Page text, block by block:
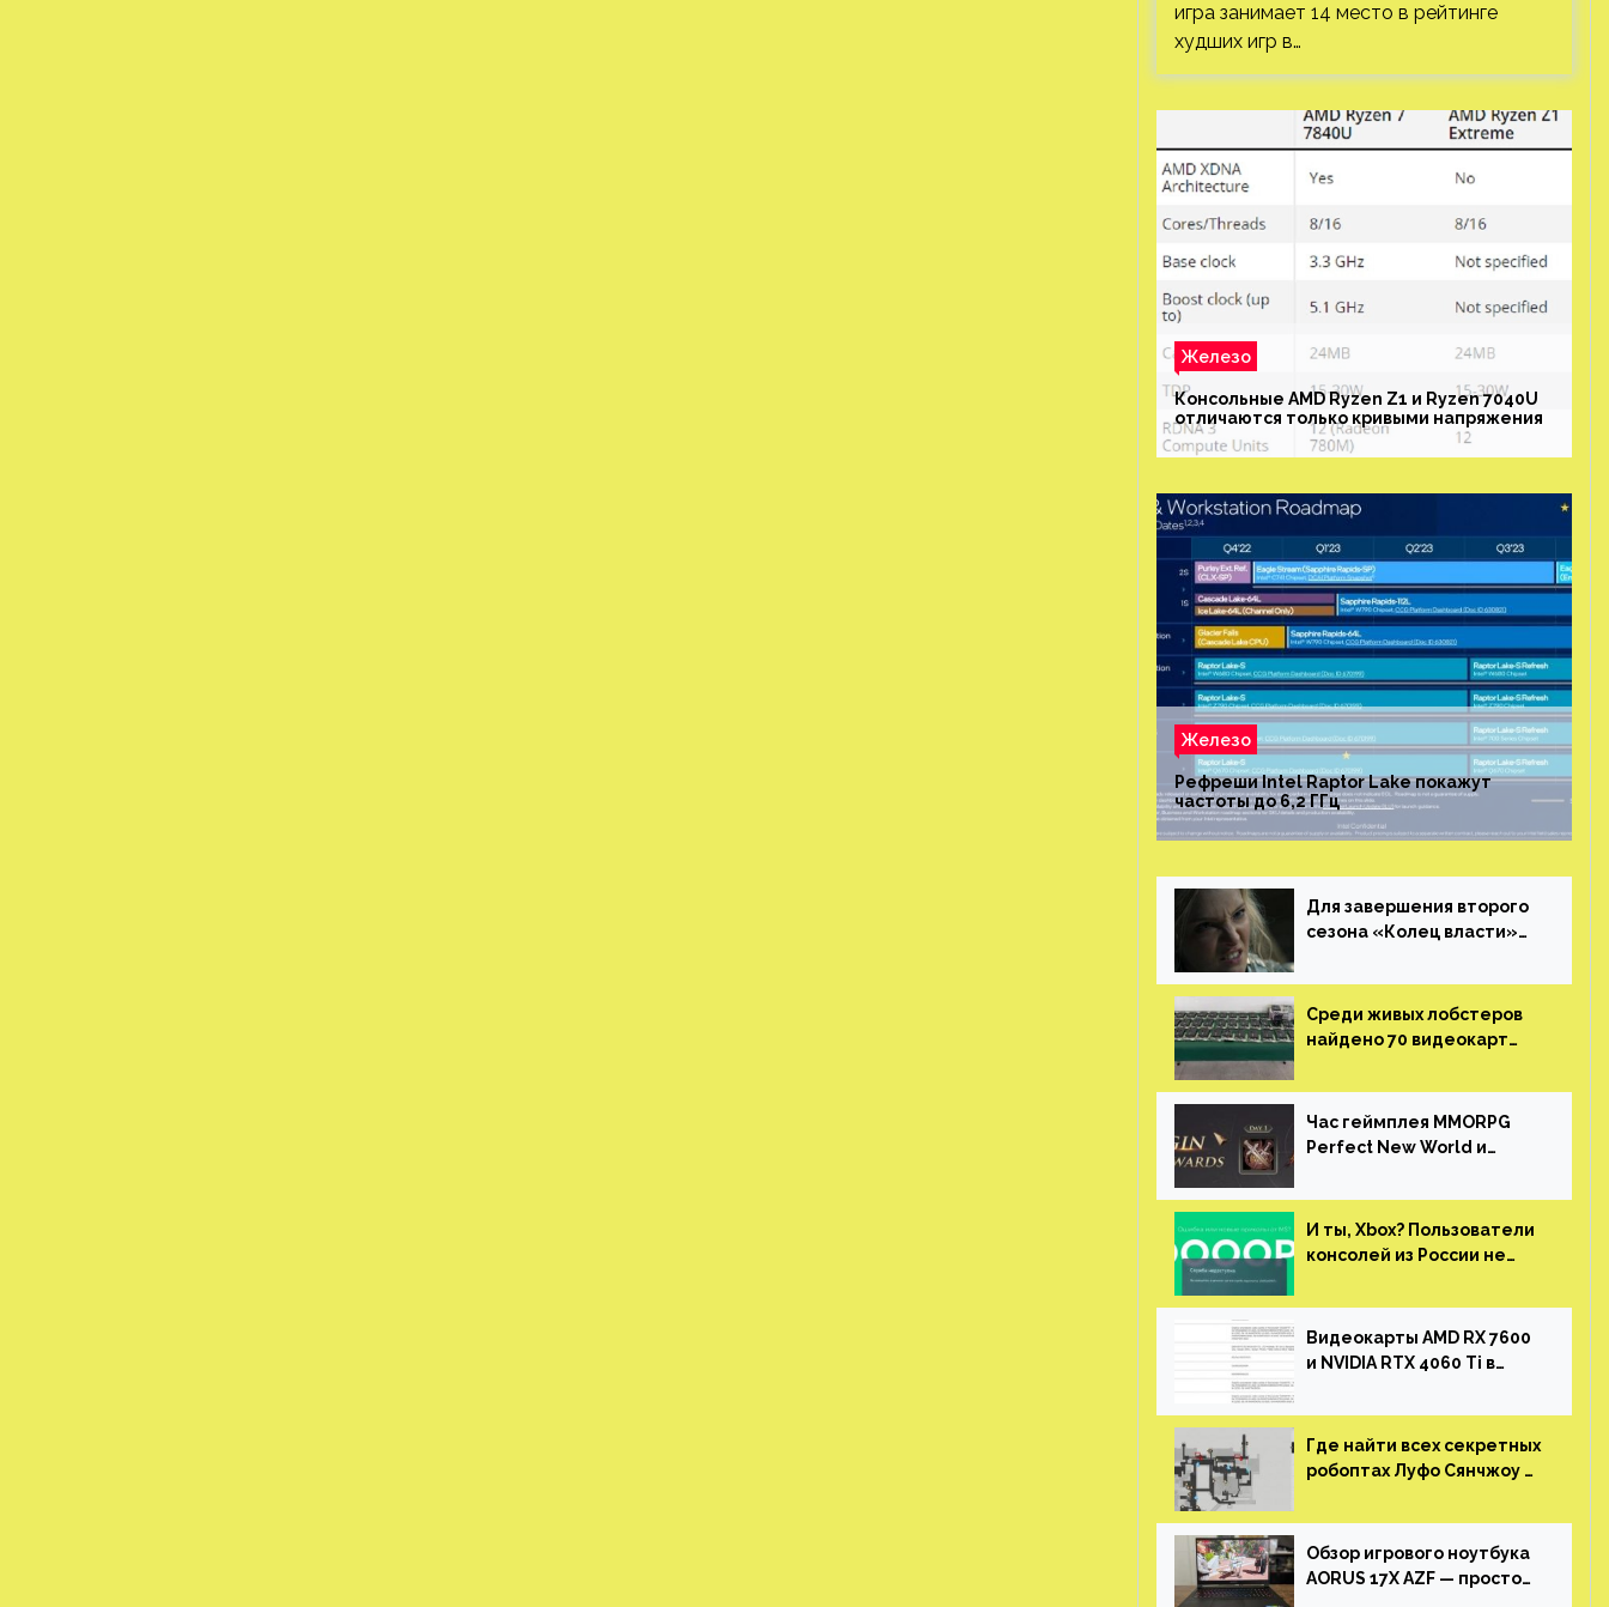
игра занимает 14 место в рейтинге
худших игр в…
Железо
Консольные AMD Ryzen Z1 и Ryzen 7040U
отличаются только кривыми напряжения
Железо
Рефреши Intel Raptor Lake покажут
частоты до 6,2 ГГц
Для завершения второго
сезона «Колец власти»
Среди живых лобстеров
найдено 70 видеокарт
китайской таможни
Час геймплея MMORPG
Perfect New World и
И ты, Xbox? Пользователи
консолей из России не
учетные записи
Видеокарты AMD RX 7600
и NVIDIA RTX 4060 Ti в
Где найти всех секретных
робоптах Луфо Сянчжоу в
Обзор игрового ноутбука
AORUS 17X AZF — просто